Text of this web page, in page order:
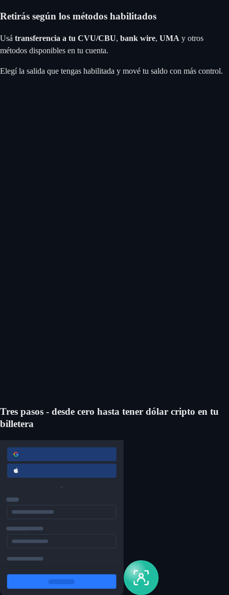
Retirás según los métodos habilitados
Usá transferencia a tu CVU/CBU, bank wire, UMA y otros
métodos disponibles en tu cuenta.
Elegí la salida que tengas habilitada y mové tu saldo con más control.
Tres pasos - desde cero hasta tener dólar cripto en tu
billetera